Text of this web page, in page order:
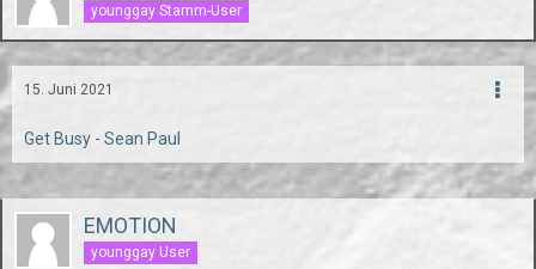
younggay Stamm-User
15. Juni 2021
Get Busy - Sean Paul
EMOTION
younggay User